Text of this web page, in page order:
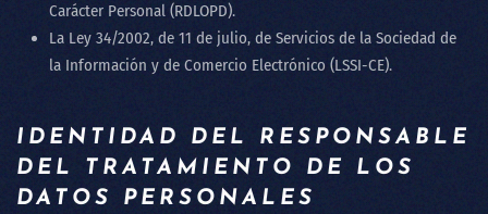
Carácter Personal (RDLOPD).
La Ley 34/2002, de 11 de julio, de Servicios de la Sociedad de
la Información y de Comercio Electrónico (LSSI-CE).
IDENTIDAD DEL RESPONSABLE
DEL TRATAMIENTO DE LOS
DATOS PERSONALES